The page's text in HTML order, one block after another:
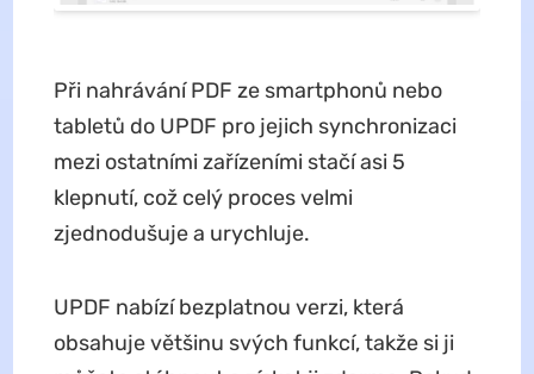
Při nahrávání PDF ze smartphonů nebo
tabletů do UPDF pro jejich synchronizaci
mezi ostatními zařízeními stačí asi 5
klepnutí, což celý proces velmi
zjednodušuje a urychluje.
UPDF nabízí bezplatnou verzi, která
obsahuje většinu svých funkcí, takže si ji